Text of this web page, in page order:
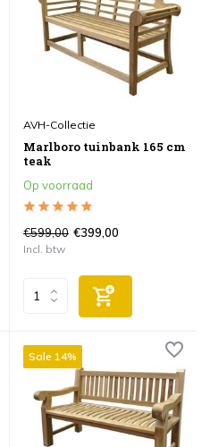
AVH-Collectie
Marlboro tuinbank 165 cm
teak
Op voorraad
€599,00 €399,00
Incl. btw
Sale 14%